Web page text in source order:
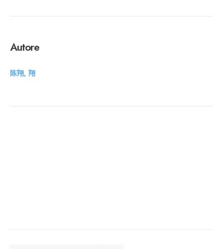
Autore
陈翔, 翔